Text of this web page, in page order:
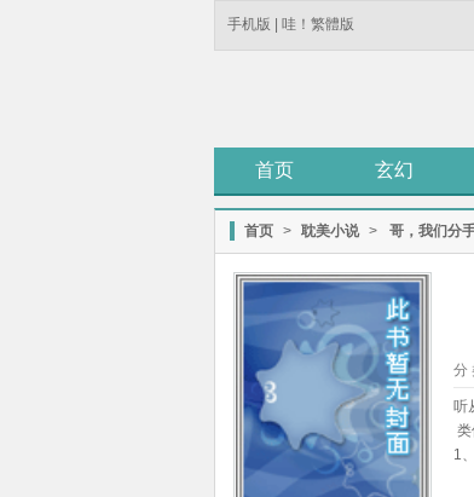
手机版 哇！繁體版
首页 玄幻
首页 > 耽美小说 > 哥，我们分
分
听
类
1、